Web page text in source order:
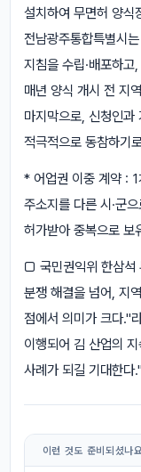
설치하여 무면허 양식
전남광주통합특별시
지침을 수립·배포하
매년 양식 개시 전 지
마지막으로, 신청인과
적극적으로 동참하기
* 어업권 이중 계약 : 1
주소지를 다른 시·군
허가받아 중복으로 보
□ 국민권익위 한삼석
분쟁 해결을 넘어, 지
점에서 의미가 크다."
이행되어 김 산업의
사례가 되길 기대한다
이런 것도 준비되셨나